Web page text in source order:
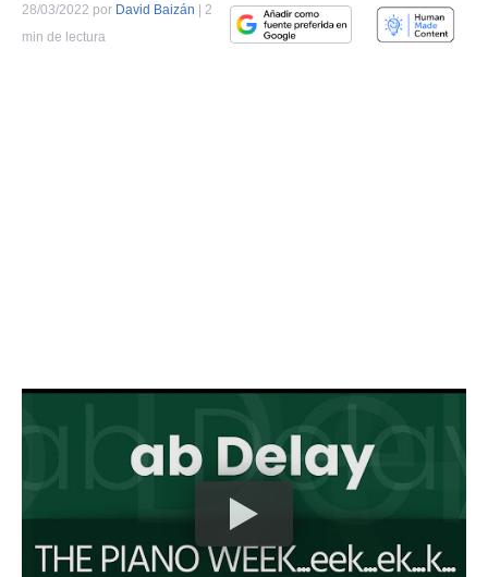
28/03/2022 por David Baizán | 2
min de lectura